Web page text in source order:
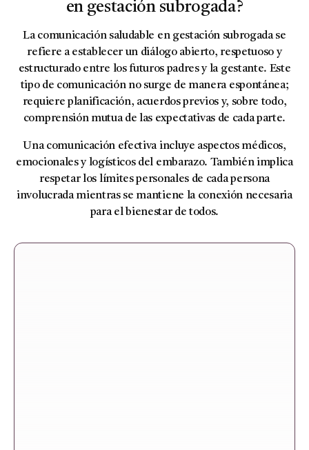
en gestación subrogada?
La comunicación saludable en gestación subrogada se
refiere a establecer un diálogo abierto, respetuoso y
estructurado entre los futuros padres y la gestante. Este
tipo de comunicación no surge de manera espontánea;
requiere planificación, acuerdos previos y, sobre todo,
comprensión mutua de las expectativas de cada parte.
Una comunicación efectiva incluye aspectos médicos,
emocionales y logísticos del embarazo. También implica
respetar los límites personales de cada persona
involucrada mientras se mantiene la conexión necesaria
para el bienestar de todos.